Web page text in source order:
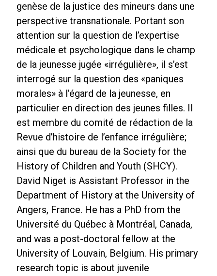
genèse de la justice des mineurs dans une
perspective transnationale. Portant son
attention sur la question de l’expertise
médicale et psychologique dans le champ
de la jeunesse jugée «irrégulière», il s’est
interrogé sur la question des «paniques
morales» à l’égard de la jeunesse, en
particulier en direction des jeunes filles. Il
est membre du comité de rédaction de la
Revue d’histoire de l’enfance irrégulière;
ainsi que du bureau de la Society for the
History of Children and Youth (SHCY).
David Niget is Assistant Professor in the
Department of History at the University of
Angers, France. He has a PhD from the
Université du Québec à Montréal, Canada,
and was a post-doctoral fellow at the
University of Louvain, Belgium. His primary
research topic is about juvenile